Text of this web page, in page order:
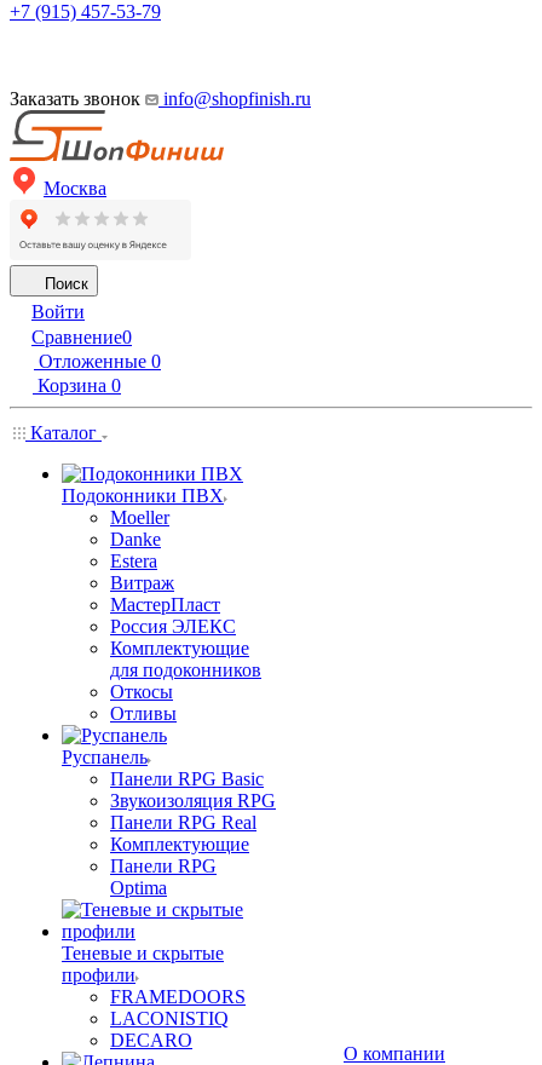
+7 (915) 457-53-79
Заказать звонок info@shopfinish.ru
Москва
Поиск
Войти
Сравнение0
Отложенные 0
Корзина 0
Каталог
Подоконники ПВХ
Moeller
Danke
Estera
Витраж
МастерПласт
Россия ЭЛЕКС
Комплектующие
для подоконников
Откосы
Отливы
Руспанель
Панели RPG Basic
Звукоизоляция RPG
Панели RPG Real
Комплектующие
Панели RPG
Optima
Теневые и скрытые
профили
FRAMEDOORS
LACONISTIQ
DECARO
О компании